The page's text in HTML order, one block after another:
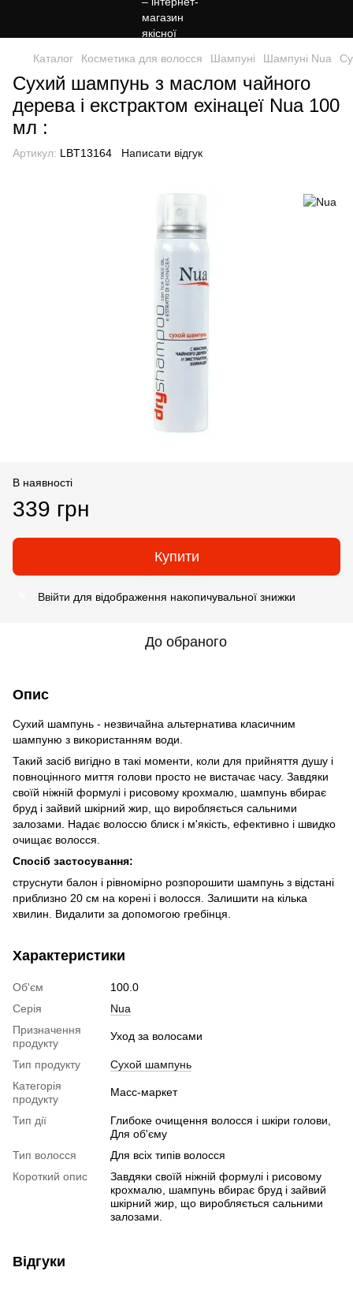
Каталог Косметика для волосся Шампуні Шампуні Nua
Сухий шампунь з маслом чайного
дерева і екстрактом ехінацеї Nua 100
мл :
Артикул: LBT13164 Написати відгук
В наявності
339 грн
Купити
Ввійти для відображення накопичувальної знижки
До обраного
Опис
Сухий шампунь - незвичайна альтернатива класичним
шампуню з використанням води.
Такий засіб вигідно в такі моменти, коли для прийняття душу і
повноцінного миття голови просто не вистачає часу. Завдяки
своїй ніжній формулі і рисовому крохмалю, шампунь вбирає
бруд і зайвий шкірний жир, що виробляється сальними
залозами. Надає волоссю блиск і м'якість, ефективно і швидко
очищає волосся.
Спосіб застосування:
струснути балон і рівномірно розпорошити шампунь з відстані
приблизно 20 см на корені і волосся. Залишити на кілька
хвилин. Видалити за допомогою гребінця.
Характеристики
Об'єм
100.0
Серія
Nua
Призначення
продукту
Уход за волосами
Тип продукту
Сухой шампунь
Категорія
продукту
Масс-маркет
Тип дії
Глибоке очищення волосся і шкіри голови,
Для об'єму
Тип волосся
Для всіх типів волосся
Короткий опис
Завдяки своїй ніжній формулі і рисовому
крохмалю, шампунь вбирає бруд і зайвий
шкірний жир, що виробляється сальними
залозами.
Відгуки